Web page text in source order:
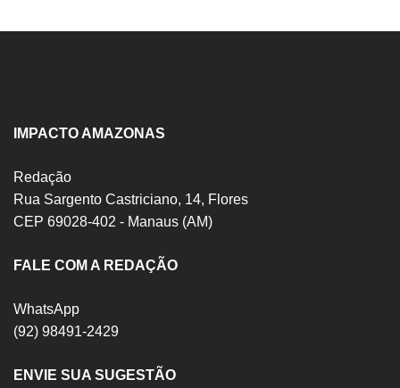
IMPACTO AMAZONAS
Redação
Rua Sargento Castriciano, 14, Flores
CEP 69028-402 - Manaus (AM)
FALE COM A REDAÇÃO
WhatsApp
(92) 98491-2429
ENVIE SUA SUGESTÃO